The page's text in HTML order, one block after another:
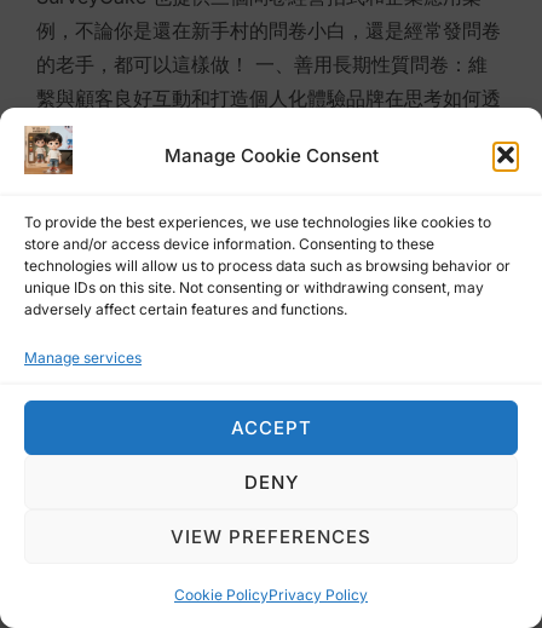
Manage Cookie Consent
To provide the best experiences, we use technologies like cookies to
store and/or access device information. Consenting to these
technologies will allow us to process data such as browsing behavior or
unique IDs on this site. Not consenting or withdrawing consent, may
adversely affect certain features and functions.
Manage services
ACCEPT
DENY
VIEW PREFERENCES
Cookie PolicyPrivacy Policy
例，不論你是還在新手村的問卷小白，還是經常發問卷
的老手，都可以這樣做！ 一、善用長期性質問卷：維
繫與顧客良好互動和打造個人化體驗品牌在思考如何透
過問卷經營會員時，首先可以先把問卷行銷策略分為長
期與短期兩個階段。 長期問卷：以滿意度問卷為主，
（CRM、CDP、POS 系統） 做串接。 本土知名皮鞋
品牌他們使用問卷來收集顧客的數據，包括實體活動的
報名報導和線上售後滿意度問卷，透過會員系統的串
過問卷結果來贈送實體體驗券或折價券，來做進一步線
上導流和線下業務接洽的機會。 知名皮鞋零售使用
SurveyCake 售後問卷串接會員系統 比較特別的是，
他們也利用 MarTech 的腳本工具來評估用戶滿意度，
滿意度低的消費者聯繫，重建顧客對於品牌的信任。
人工和行政成本，更可以藉由抽獎活動來刺激消費者進